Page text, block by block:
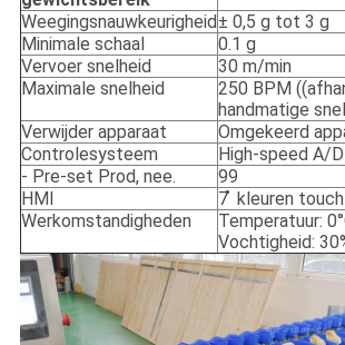
Weegingsnauwkeurigheid ± 0,5 g tot 3 g
Minimale schaal
0.1 g
Vervoer snelheid
30 m/min
Maximale snelheid
250 BPM
handmatige
Verwijder apparaat
Omgekeerd
Controlesysteem
High-speed A/
- Pre-set Prod, nee.
99
HMI
7 ̊ kleuren
Werkomstandigheden
Temperatuur:
Vochtigheid: